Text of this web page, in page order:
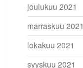
joulukuu 2021
marraskuu 2021
lokakuu 2021
syyskuu 2021